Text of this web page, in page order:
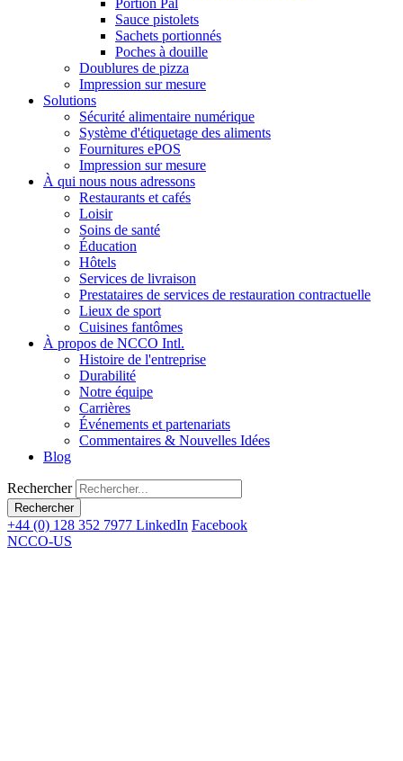
Portion Pal
Sauce pistolets
Sachets portionnés
Poches à douille
Doublures de pizza
Impression sur mesure
Solutions
Sécurité alimentaire numérique
Système d'étiquetage des aliments
Fournitures ePOS
Impression sur mesure
À qui nous nous adressons
Restaurants et cafés
Loisir
Soins de santé
Éducation
Hôtels
Services de livraison
Prestataires de services de restauration contractuelle
Lieux de sport
Cuisines fantômes
À propos de NCCO Intl.
Histoire de l'entreprise
Durabilité
Notre équipe
Carrières
Événements et partenariats
Commentaires & Nouvelles Idées
Blog
Rechercher
+44 (0) 128 352 7977 LinkedIn Facebook
NCCO-US